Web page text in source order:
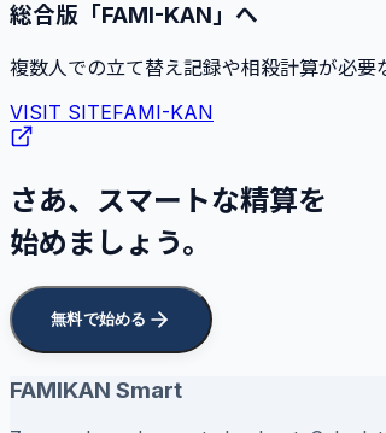
総合版「FAMI-KAN」へ
複数人での立て替え記録や相殺計算が必
VISIT SITEFAMI-KAN
さあ、スマートな精算を
始めましょう。
無料で始める
FAMIKAN Smart